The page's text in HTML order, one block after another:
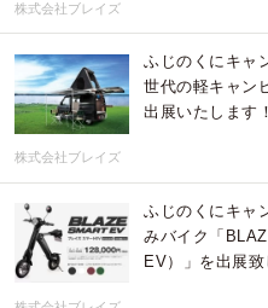
株式会社ブレイズ
ふじのくにキャ
世代の軽キャン
出展いたします！
株式会社ブレイズ
ふじのくにキャ
みバイク「
EV）」を出展致